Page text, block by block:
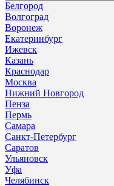
Белгород
Волгоград
Воронеж
Екатеринбург
Ижевск
Казань
Краснодар
Москва
Нижний Новгород
Пенза
Пермь
Самара
Санкт-Петербург
Саратов
Ульяновск
Уфа
Челябинск